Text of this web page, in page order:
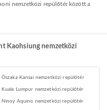
Kaohsiung nemzetközi
Kansai nemzetközi repülőtér
Lumpur nemzetközi repülőtér
Ninoy Aquino nemzetközi repülőtér